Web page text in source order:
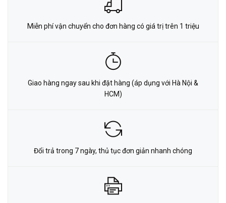
Miễn phí vận chuyển cho đơn hàng có giá trị trên 1 triệu
Giao hàng ngay sau khi đặt hàng (áp dụng với Hà Nội &
HCM)
Đổi trả trong 7 ngày, thủ tục đơn giản nhanh chóng